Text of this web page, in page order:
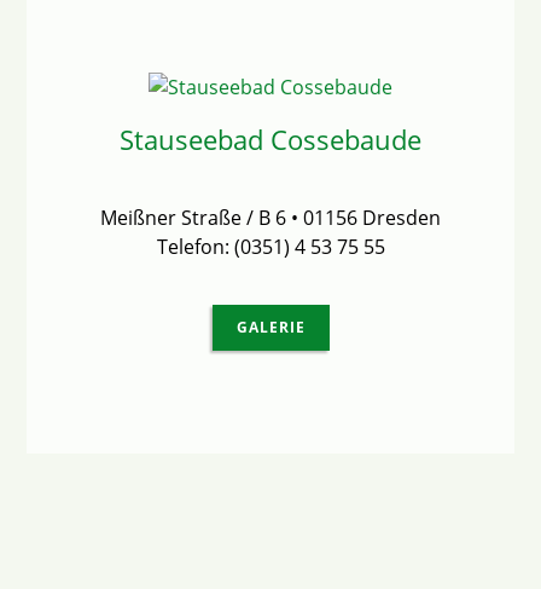
Stauseebad Cossebaude
Meißner Straße / B 6 • 01156 Dresden
Telefon: (0351) 4 53 75 55
GALERIE